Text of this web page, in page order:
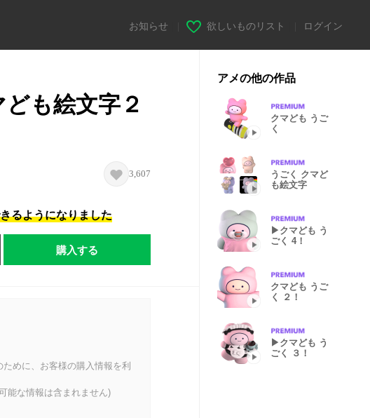
お知らせ 欲しいものリスト ログイン
も絵文字２
3,607
るようになりました
購入する
めに、お客様の購入情報を利
能な情報は含まれません)
アメの他の作品
クマども うご
く
うごく クマど
も絵文字
▶クマども う
ごく 4！
クマども うご
く ２！
▶クマども う
ごく ３！